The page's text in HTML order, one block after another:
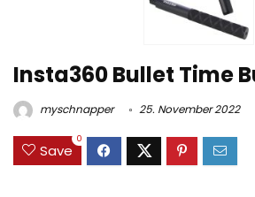
Insta360 Bullet Time
myschnapper 25. November 2022
Save
0